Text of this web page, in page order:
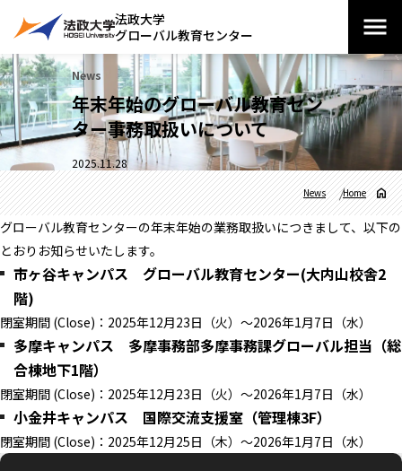
法政大学
グローバル教育センター
News
年末年始のグローバル教育セン
ター事務取扱いについて
2025.11.28
Home
News
グローバル教育センターの年末年始の業務取扱いにつきまして、以下の
とおりお知らせいたします。
市ヶ谷キャンパス グローバル教育センター(大内山校舎2
階)
閉室期間 (Close)：2025年12月23日（火）～2026年1月7日（水）
多摩キャンパス 多摩事務部多摩事務課グローバル担当（総
合棟地下1階）
閉室期間 (Close)：2025年12月23日（火）～2026年1月7日（水）
小金井キャンパス 国際交流支援室（管理棟3F）
閉室期間 (Close)：2025年12月25日（木）～2026年1月7日（水）